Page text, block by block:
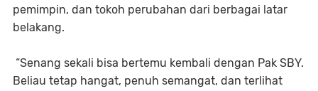
pemimpin, dan tokoh perubahan dari berbagai latar
belakang.
“Senang sekali bisa bertemu kembali dengan Pak SBY.
Beliau tetap hangat, penuh semangat, dan terlihat